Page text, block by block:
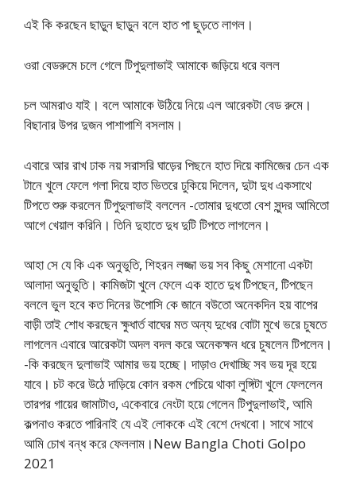
এই কি করছেন ছাড়ুন ছাড়ুন বলে হাত পা ছুড়তে লাগল।
ওরা বেডরুমে চলে গেলে টিপুদুলাভাই আমাকে জড়িয়ে ধরে বলল
চল আমরাও যাই। বলে আমাকে উঠিয়ে নিয়ে এল আরেকটা বেড রুমে।
বিছানার উপর দুজন পাশাপাশি বসলাম।
এবারে আর রাখ ঢাক নয় সরাসরি ঘাড়ের পিছনে হাত দিয়ে কামিজের চেন এক
টানে খুলে ফেলে গলা দিয়ে হাত ভিতরে ঢুকিয়ে দিলেন, দুটা দুধ একসাথে
টিপতে শুরু করলেন টিপুদুলাভাই বললেন -তোমার দুধতো বেশ সুন্দর আমিতো
আগে খেয়াল করিনি। তিনি দুহাতে দুধ দুটি টিপতে লাগলেন।
আহা সে যে কি এক অনুভুতি, শিহরন লজ্জা ভয় সব কিছু মেশানো একটা
আলাদা অনুভুতি। কামিজটা খুলে ফেলে এক হাতে দুধ টিপছেন, টিপছেন
বললে ভুল হবে কত দিনের উপোসি কে জানে বউতো অনেকদিন হয় বাপের
বাড়ী তাই শোধ করছেন ক্ষুধার্ত বাঘের মত অন্য দুধের বোটা মুখে ভরে চুষতে
লাগলেন এবারে আরেকটা অদল বদল করে অনেকক্ষন ধরে চুষলেন টিপলেন।
-কি করছেন দুলাভাই আমার ভয় হচ্ছে। দাড়াও দেখাচ্ছি সব ভয় দূর হয়ে
যাবে। চট করে উঠে দাড়িয়ে কোন রকম পেচিয়ে থাকা লুঙ্গিটা খুলে ফেললেন
তারপর গায়ের জামাটাও, একেবারে নেংটা হয়ে গেলেন টিপুদুলাভাই, আমি
কল্পনাও করতে পারিনাই যে এই লোককে এই বেশে দেখবো। সাথে সাথে
আমি চোখ বন্ধ করে ফেললাম।New Bangla Choti Golpo
2021